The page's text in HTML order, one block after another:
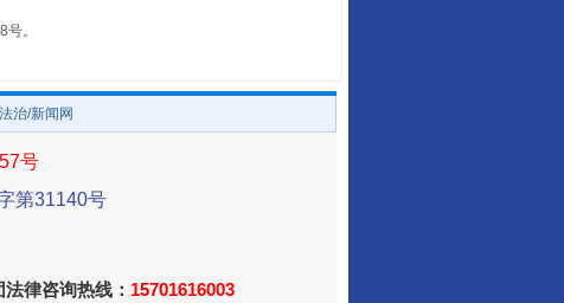
山西：不断增强治理腐败综合效能
。
治/新闻网
号
第31140号
律咨询热线： 15701616003